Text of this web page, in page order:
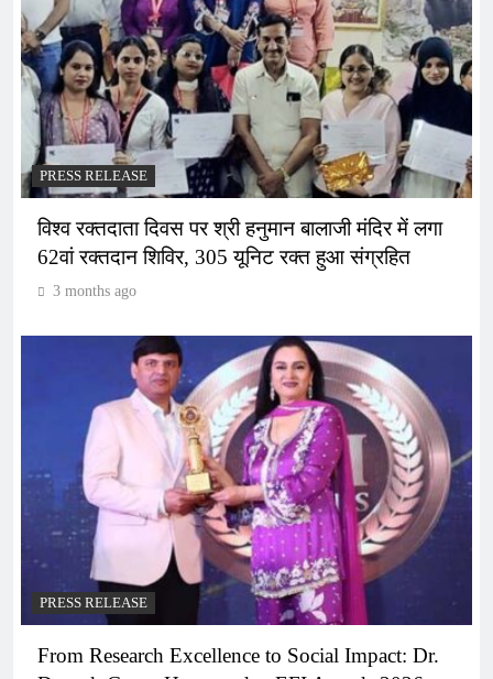
PRESS RELEASE
विश्व रक्तदाता दिवस पर श्री हनुमान बालाजी मंदिर में लगा
62वां रक्तदान शिविर, 305 यूनिट रक्त हुआ संग्रहित
3 months ago
PRESS RELEASE
From Research Excellence to Social Impact: Dr.